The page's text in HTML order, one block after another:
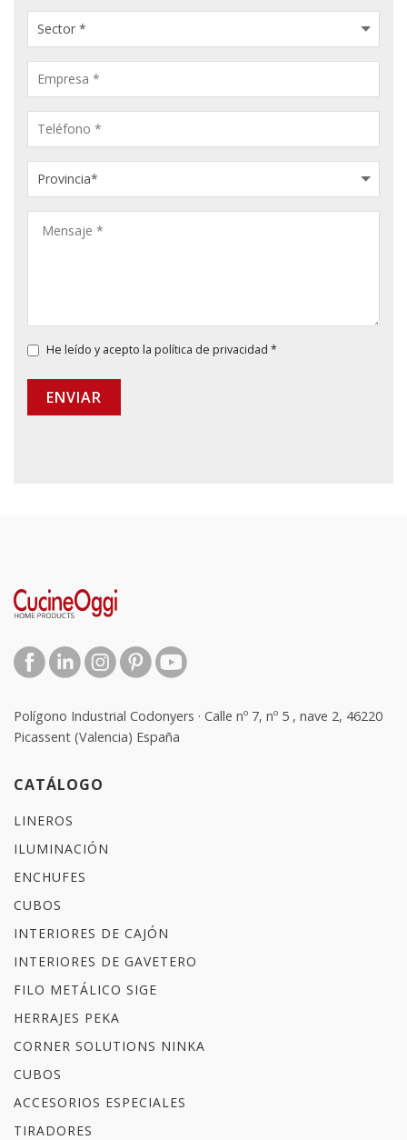
He leído y acepto la política de privacidad *
ENVIAR
Polígono Industrial Codonyers · Calle nº 7, nº 5 , nave 2, 46220
Picassent (Valencia) España
CATÁLOGO
LINEROS
ILUMINACIÓN
ENCHUFES
CUBOS
INTERIORES DE CAJÓN
INTERIORES DE GAVETERO
FILO METÁLICO SIGE
HERRAJES PEKA
CORNER SOLUTIONS NINKA
CUBOS
ACCESORIOS ESPECIALES
TIRADORES